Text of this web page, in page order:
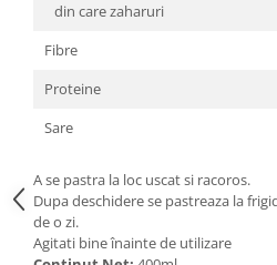
Specialitati si produse asiatice
din care zaharuri
Fibre
Proteine
Sare
A se pastra la loc uscat si racoros.
Dupa deschidere se pastreaza la
de o zi.
Agitati bine înainte de utilizare